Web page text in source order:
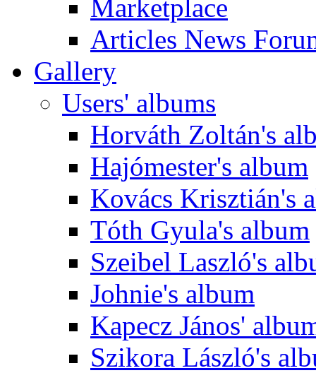
Marketplace
Articles News
Gallery
Users' albums
Horváth Zoltán's
Hajómester's album
Kovács Krisztián's
Tóth Gyula's album
Szeibel Laszló's
Johnie's album
Kapecz János'
Szikora László's